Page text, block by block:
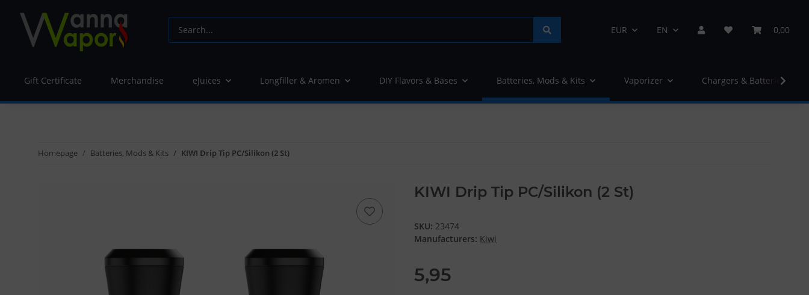
EUR EN 0,00
Gift Certificate Merchandise eJuices Longfiller & Aromen DIY Flavors & Bases Batteries, Mods & Kits Vaporizer Chargers & Batteries
Homepage Batteries, Mods & Kits KIWI Drip Tip PC/Silikon (2 St)
KIWI Drip Tip PC/Silikon (2 St)
SKU: 23474
Manufacturers: Kiwi
5,95